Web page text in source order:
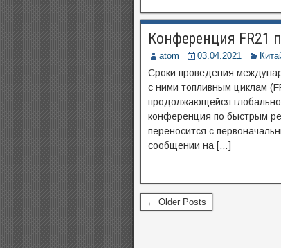
Конференция FR21
atom 03.04.2021
Сроки проведения
с ними топливным циклам
продолжающейся
конференция по быстрым
переносится с
сообщении на […]
← Older Posts